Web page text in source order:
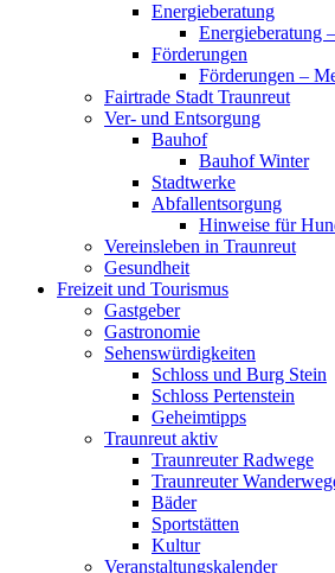
Energieberatung
Energieberatung
Förderungen
Förderungen –
Fairtrade Stadt Traunreut
Ver- und Entsorgung
Bauhof
Bauhof Winter
Stadtwerke
Abfallentsorgung
Hinweise für
Vereinsleben in Traunreut
Gesundheit
Freizeit und Tourismus
Gastgeber
Gastronomie
Sehenswürdigkeiten
Schloss und Burg Stein
Schloss Pertenstein
Geheimtipps
Traunreut aktiv
Traunreuter Radwege
Traunreuter
Bäder
Sportstätten
Kultur
Veranstaltungskalender